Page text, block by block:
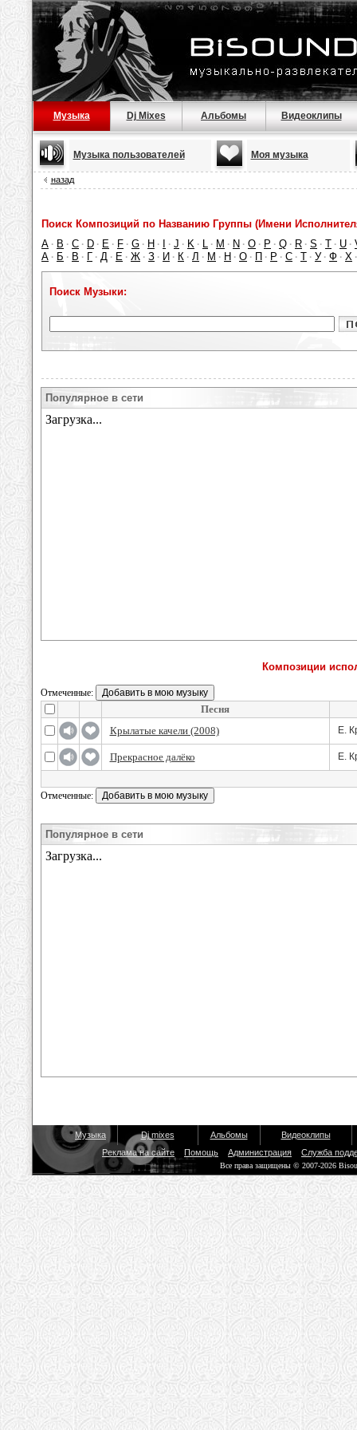
Музыка Dj Mixes Альбомы Видеоклипы
Музыка пользователей Моя музыка
назад
Поиск Композиций по Названию Группы (Имени
A · B · C · D · E · F · G · H · · J · K · L · M · N · O · P · Q · R · S · T · U ·
А · Б · В · Г · Д · Е · Ж · З · И · К · Л · М · Н · О · П · Р · С · Т · У · Ф · Х
Поиск Музыки:
Популярное в сети
Композиции
Отмеченные:
Песня
Крылатые качели (2008)
Е.
Прекрасное далёко Е.
Отмеченные:
Популярное в сети
Музыка Dj mixes Альбомы
Видеоклипы
Реклама на сайте
Помощь Администрация Служба
Все права защищены © 2007-2026